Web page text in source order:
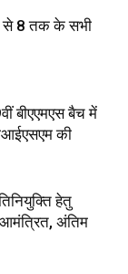
से 8 तक के सभी
बीएएमएस बैच में
की
हेतु
आमंत्रित, अंतिम